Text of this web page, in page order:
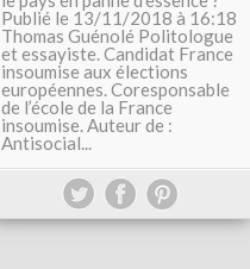
Publié le 13/11/2018 à 16:18
Thomas Guénolé Politologue
et essayiste. Candidat France
insoumise aux élections
européennes. Coresponsable
de l’école de la France
insoumise. Auteur de :
Antisocial...